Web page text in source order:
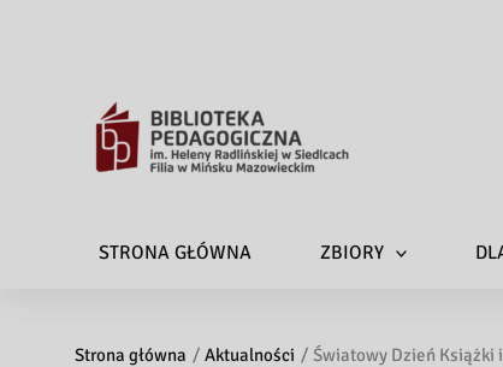
STRONA GŁÓWNA ZBIORY
Strona główna Aktualności Światowy Dzień Książki